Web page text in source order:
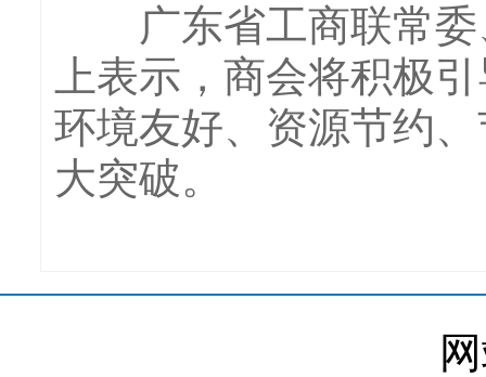
广东省工商联常委
上表示，商会将积极
环境友好、资源节约
大突破。